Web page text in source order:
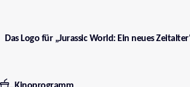
Das Logo für „Jurassic World: Ein neues